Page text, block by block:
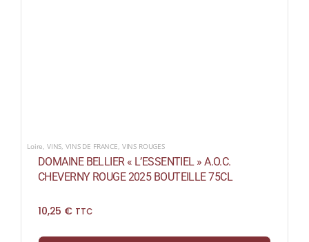
Loire, VINS,VINS DE FRANCE, VINS ROUGES
DOMAINE BELLIER « L’ESSENTIEL » A.O.C.
CHEVERNY ROUGE 2025 BOUTEILLE 75CL
10,25 € TTC